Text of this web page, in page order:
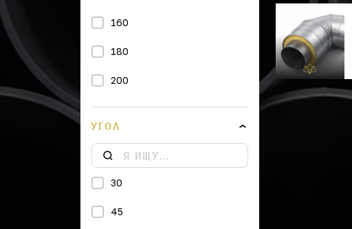
160
180
200
225
315
УГОЛ
30
45